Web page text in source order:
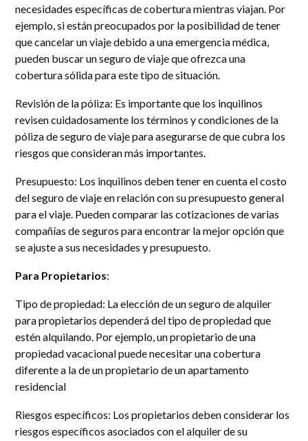
necesidades específicas de cobertura mientras viajan. Por
ejemplo, si están preocupados por la posibilidad de tener
que cancelar un viaje debido a una emergencia médica,
pueden buscar un seguro de viaje que ofrezca una
cobertura sólida para este tipo de situación.
Revisión de la póliza: Es importante que los inquilinos
revisen cuidadosamente los términos y condiciones de la
póliza de seguro de viaje para asegurarse de que cubra los
riesgos que consideran más importantes.
Presupuesto: Los inquilinos deben tener en cuenta el costo
del seguro de viaje en relación con su presupuesto general
para el viaje. Pueden comparar las cotizaciones de varias
compañías de seguros para encontrar la mejor opción que
se ajuste a sus necesidades y presupuesto.
Para Propietarios:
Tipo de propiedad: La elección de un seguro de alquiler
para propietarios dependerá del tipo de propiedad que
estén alquilando. Por ejemplo, un propietario de una
propiedad vacacional puede necesitar una cobertura
diferente a la de un propietario de un apartamento
residencial
Riesgos específicos: Los propietarios deben considerar los
riesgos específicos asociados con el alquiler de su